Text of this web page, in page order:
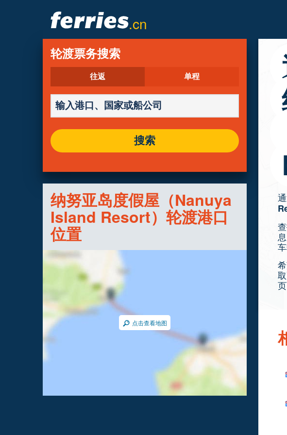
.cn
轮渡票务搜索
往返 单程
搜索
纳努亚岛度假屋（Nanuya
Island Resort）轮渡港口
位置
点击查看地图